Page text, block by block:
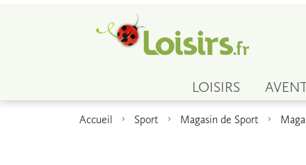
LOISIRS
Accueil Sport Magasin de Sport